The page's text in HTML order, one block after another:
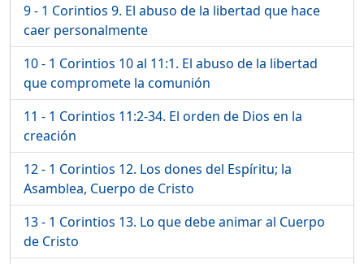
9 - 1 Corintios 9. El abuso de la libertad que hace
caer personalmente
10 - 1 Corintios 10 al 11:1. El abuso de la libertad
que compromete la comunión
11 - 1 Corintios 11:2-34. El orden de Dios en la
creación
12 - 1 Corintios 12. Los dones del Espíritu; la
Asamblea, Cuerpo de Cristo
13 - 1 Corintios 13. Lo que debe animar al Cuerpo
de Cristo